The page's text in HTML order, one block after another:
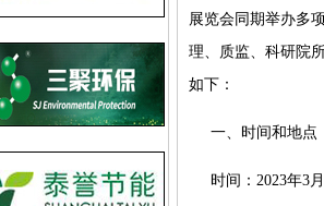
展览会同期举办多
理、质监、科研院
如下：
一、时间和地点
时间：2023年3